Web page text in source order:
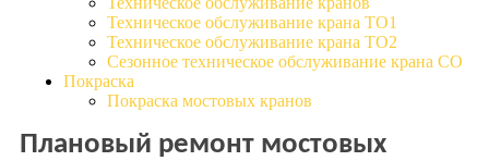
Техническое обслуживание крана ТО1
Техническое обслуживание крана ТО2
Сезонное техническое обслуживание крана СО
Покраска
Покраска мостовых кранов
Плановый ремонт мостовых